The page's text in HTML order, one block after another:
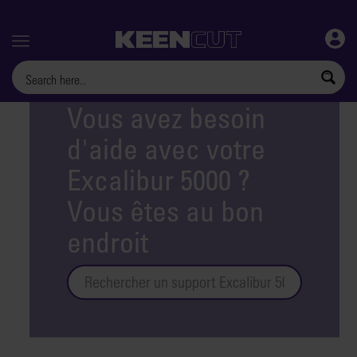
Menu
Vous avez besoin
d'aide avec votre
Excalibur 5000 ?
Vous êtes au bon
endroit